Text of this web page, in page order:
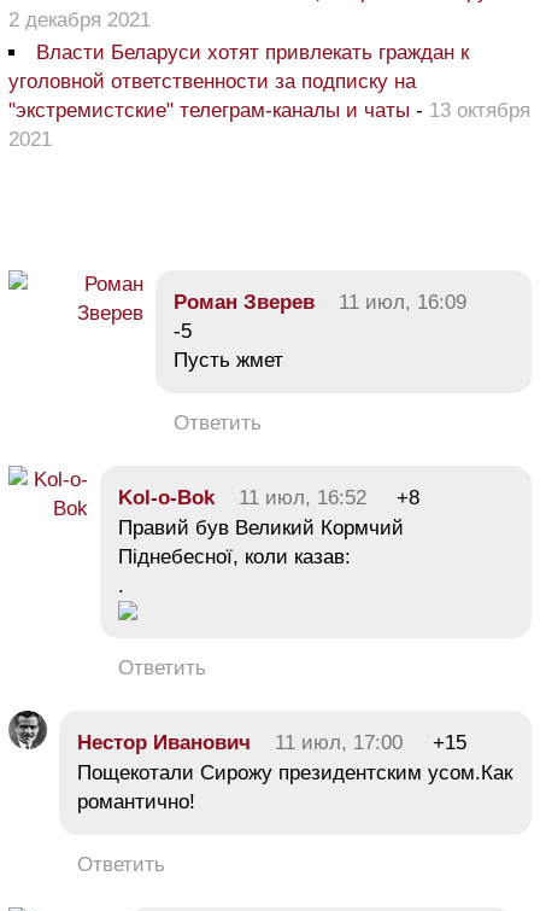
2 декабря 2021
Власти Беларуси хотят привлекать граждан к
уголовной ответственности за подписку на
"экстремистские" телеграм-каналы и чаты - 13 октября
2021
Роман Зверев
11 июл, 16:09
-5
Пусть жмет
Ответить
Kol-o-Bok 11 июл, 16:52
+8
Правий був Великий Кормчий
Піднебесної, коли казав:
.
Ответить
Нестор Иванович 11 июл, 17:00
+15
Пощекотали Сирожу президентским усом.Как
романтично!
Ответить